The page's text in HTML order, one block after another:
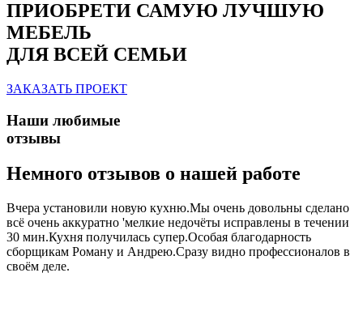
ПРИОБРЕТИ САМУЮ ЛУЧШУЮ
МЕБЕЛЬ
ДЛЯ ВСЕЙ СЕМЬИ
ЗАКАЗАТЬ ПРОЕКТ
Наши любимые
отзывы
Немного отзывов о нашей работе
Вчера установили новую кухню.Мы очень довольны сделано
всё очень аккуратно 'мелкие недочёты исправлены в течении
30 мин.Кухня получилась супер.Особая благодарность
сборщикам Роману и Андрею.Сразу видно профессионалов в
своём деле.